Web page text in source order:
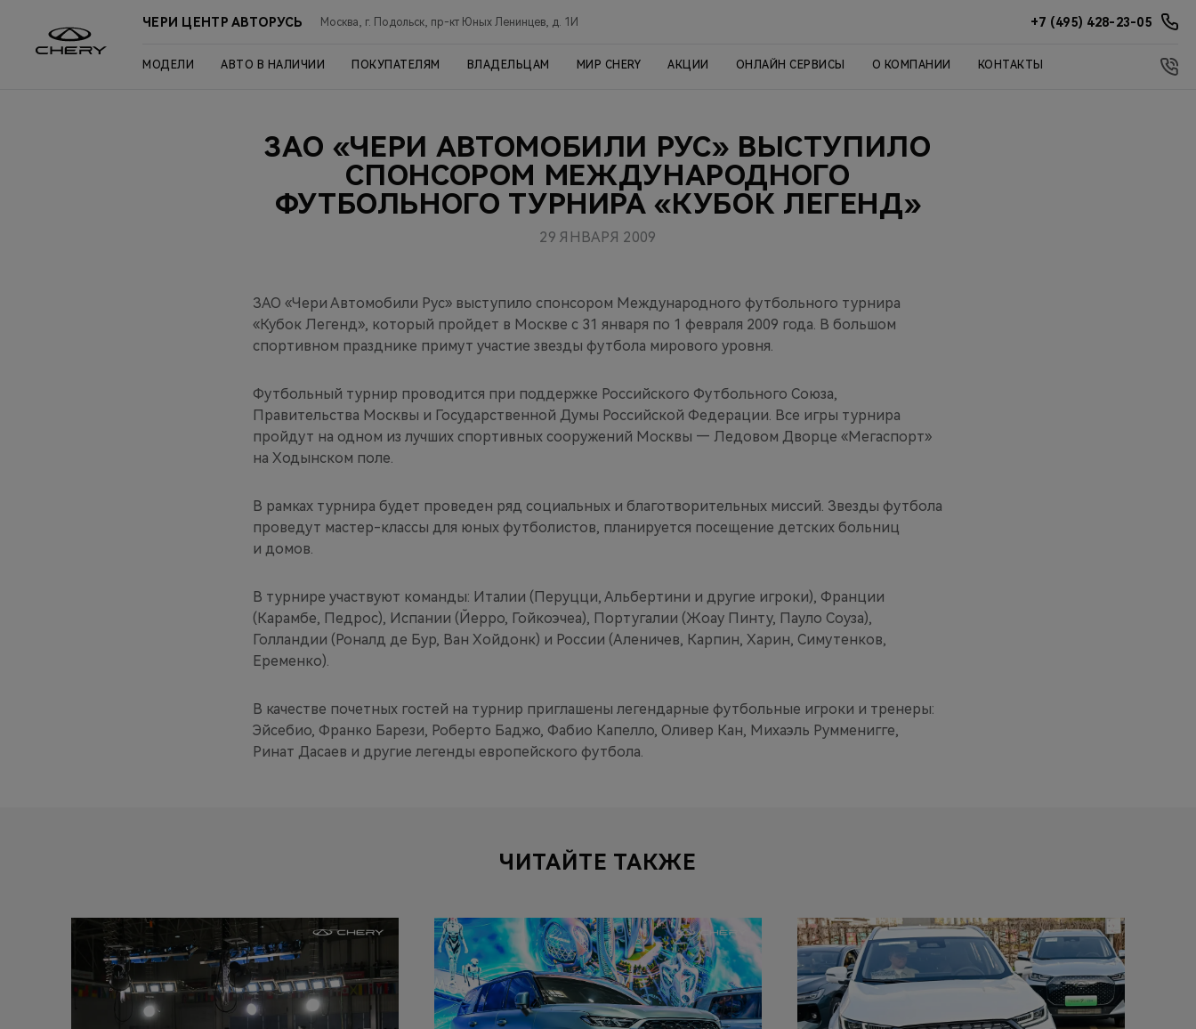
ЧЕРИ ЦЕНТР АВТОРУСЬ Москва, г. Подольск, пр-кт Юных Ленинцев, д. 1И +7 (495) 428-23-05
МОДЕЛИ АВТО В НАЛИЧИИ ПОКУПАТЕЛЯМ ВЛАДЕЛЬЦАМ МИР CHERY АКЦИИ ОНЛАЙН СЕРВИСЫ О КОМПАНИИ КОНТАКТЫ
ЗАО «ЧЕРИ АВТОМОБИЛИ РУС» ВЫСТУПИЛО
СПОНСОРОМ МЕЖДУНАРОДНОГО
ФУТБОЛЬНОГО ТУРНИРА «КУБОК ЛЕГЕНД»
29 ЯНВАРЯ 2009
ЗАО «Чери Автомобили Рус» выступило спонсором Международного футбольного турнира
«Кубок Легенд», который пройдет в Москве с 31 января по 1 февраля 2009 года. В большом
спортивном празднике примут участие звезды футбола мирового уровня.
Футбольный турнир проводится при поддержке Российского Футбольного Союза,
Правительства Москвы и Государственной Думы Российской Федерации. Все игры турнира
пройдут на одном из лучших спортивных сооружений Москвы — Ледовом Дворце «Мегаспорт»
на Ходынском поле.
В рамках турнира будет проведен ряд социальных и благотворительных миссий. Звезды футбола
проведут мастер-классы для юных футболистов, планируется посещение детских больниц
и домов.
В турнире участвуют команды: Италии (Перуцци, Альбертини и другие игроки), Франции
(Карамбе, Педрос), Испании (Йерро, Гойкоэчеа), Португалии (Жоау Пинту, Пауло Соуза),
Голландии (Роналд де Бур, Ван Хойдонк) и России (Аленичев, Карпин, Харин, Симутенков,
Еременко).
В качестве почетных гостей на турнир приглашены легендарные футбольные игроки и тренеры:
Эйсебио, Франко Барези, Роберто Баджо, Фабио Капелло, Оливер Кан, Михаэль Румменигге,
Ринат Дасаев и другие легенды европейского футбола.
ЧИТАЙТЕ ТАКЖЕ